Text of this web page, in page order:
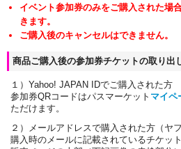
イベント参加券のみをご購入された場
きます。
ご購入後のキャンセルはできません。
商品ご購入後の参加券チケットの取り出
１）Yahoo! JAPAN IDでご購入された方
参加券QRコードはパスマーケット マイペ
ただけます。
２）メールアドレスで購入された方（ヤ
購入時のメールに記載されているチケッ